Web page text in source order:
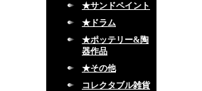
★サンドペイント
★ドラム
★ポッテリー&陶
器作品
★その他
コレクタブル雑貨